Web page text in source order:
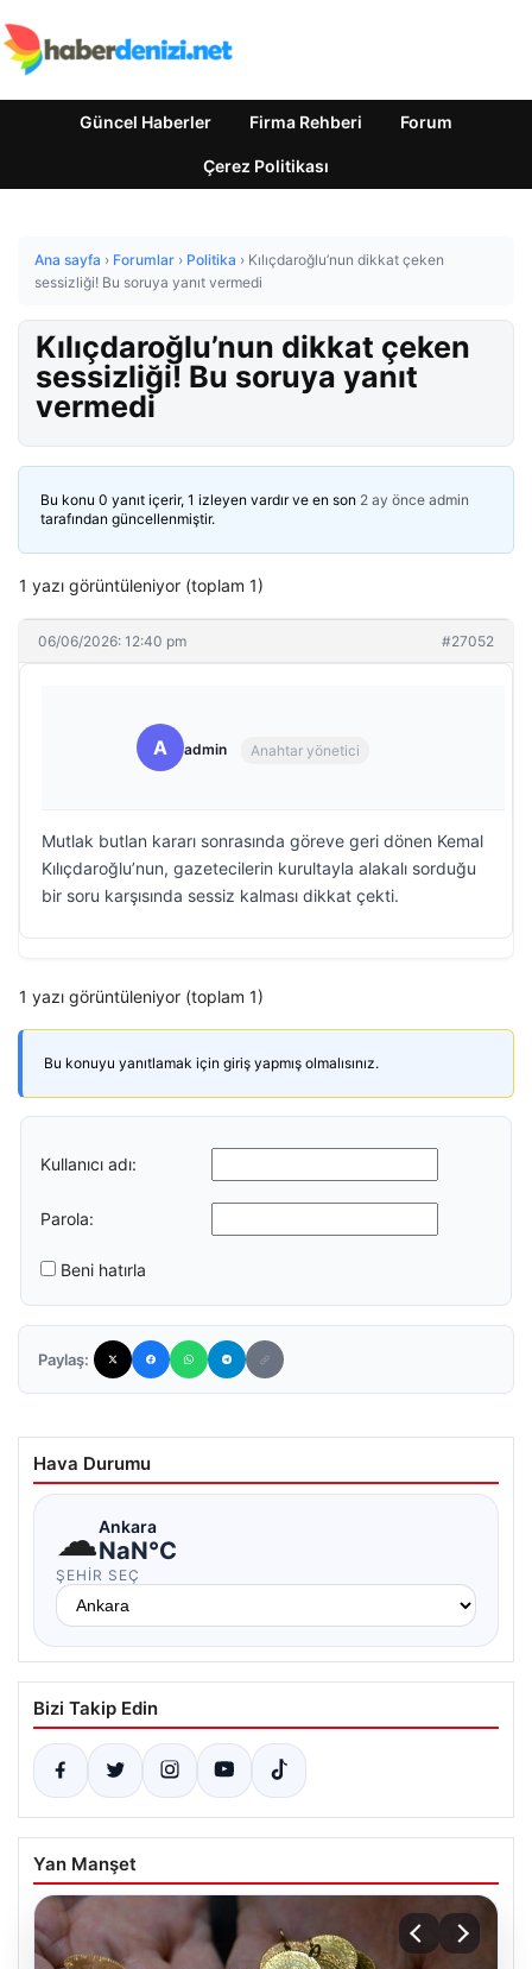
Güncel Haberler Firma Rehberi Forum
Çerez Politikası
Ana sayfa › Forumlar › Politika › Kılıçdaroğlu’nun dikkat çeken
sessizliği! Bu soruya yanıt vermedi
Kılıçdaroğlu’nun dikkat çeken
sessizliği! Bu soruya yanıt
vermedi
Bu konu 0 yanıt içerir, 1 izleyen vardır ve en son 2 ay önce admin
tarafından güncellenmiştir.
1 yazı görüntüleniyor (toplam 1)
06/06/2026: 12:40 pm #27052
A admin Anahtar yönetici
Mutlak butlan kararı sonrasında göreve geri dönen Kemal
Kılıçdaroğlu’nun, gazetecilerin kurultayla alakalı sorduğu
bir soru karşısında sessiz kalması dikkat çekti.
1 yazı görüntüleniyor (toplam 1)
Bu konuyu yanıtlamak için giriş yapmış olmalısınız.
Kullanıcı adı:
Parola:
Beni hatırla
Paylaş:
Hava Durumu
☁Ankara
NaN°C
ŞEHIR SEÇ
Bizi Takip Edin
Yan Manşet